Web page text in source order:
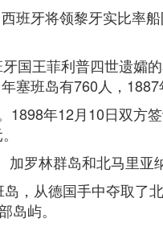
班牙将领黎牙实比率
国王菲利普四世遗孀
塞班岛有760人，1887
年12月10日双方
罗林群岛和北马里亚
，从德国手中夺取了
屿。